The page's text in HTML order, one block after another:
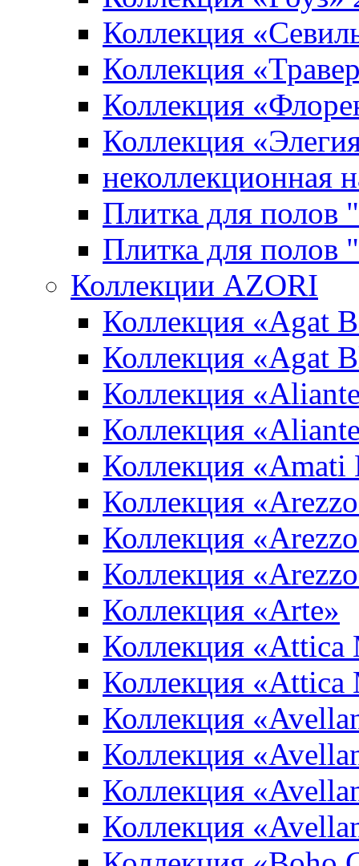
Коллекция
Коллекция
Коллекция
Коллекция
неколлекционная
Плитка для полов
Плитка для
Коллекции AZORI
Коллекция «Agat
Коллекция «Agat
Коллекция
Коллекция
Коллекция «Amati
Коллекция
Коллекция
Коллекция
Коллекция «Arte»
Коллекция «Attica
Коллекция «Attica
Коллекция
Коллекция
Коллекция
Коллекция